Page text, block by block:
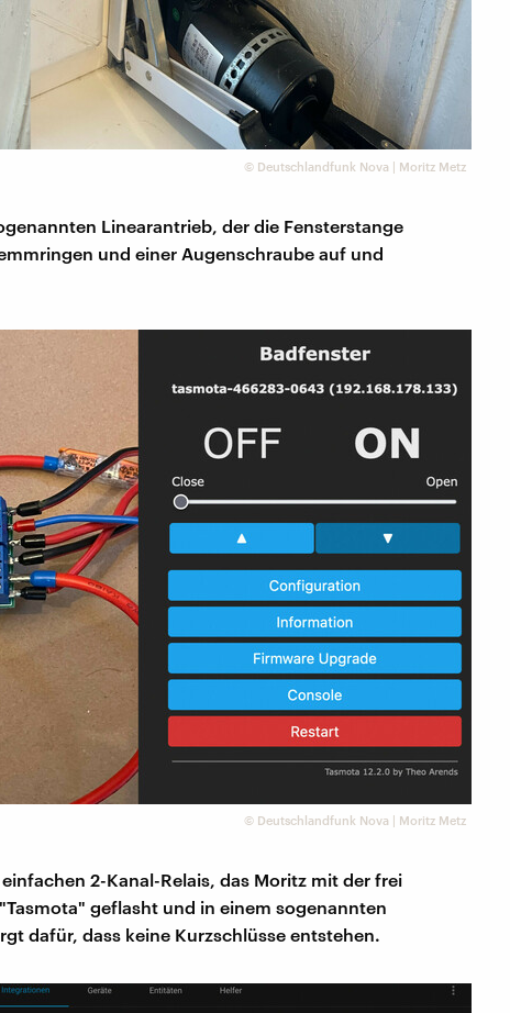
© Deutschlandfunk Nova | Moritz Metz
Linearantrieb, der die Fensterstange
und einer Augenschraube auf und
© Deutschlandfunk Nova | Moritz Metz
2-Kanal-Relais, das Moritz mit der frei
geflasht und in einem sogenannten
dafür, dass keine Kurzschlüsse entstehen.